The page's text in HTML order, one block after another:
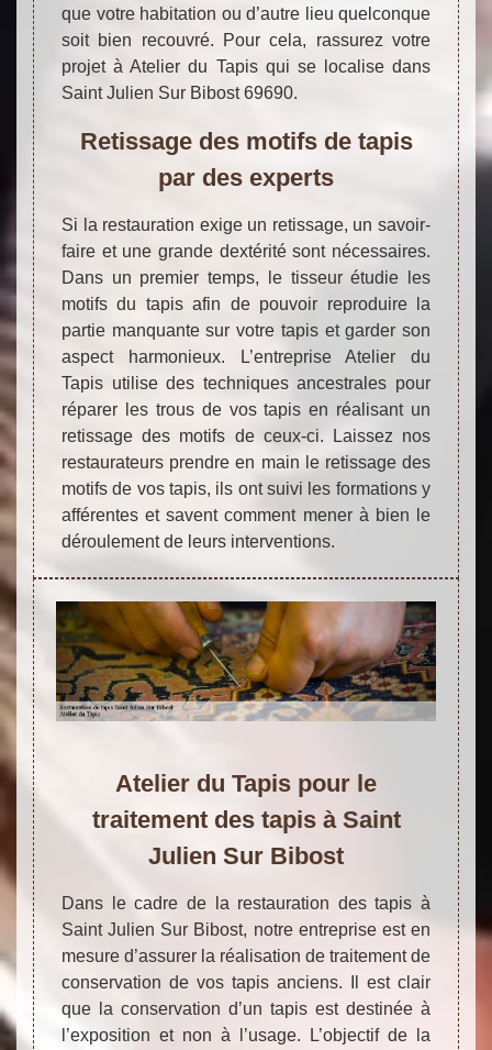
que votre habitation ou d’autre lieu quelconque
soit bien recouvré. Pour cela, rassurez votre
projet à Atelier du Tapis qui se localise dans
Saint Julien Sur Bibost 69690.
Retissage des motifs de tapis
par des experts
Si la restauration exige un retissage, un savoir-
faire et une grande dextérité sont nécessaires.
Dans un premier temps, le tisseur étudie les
motifs du tapis afin de pouvoir reproduire la
partie manquante sur votre tapis et garder son
aspect harmonieux. L’entreprise Atelier du
Tapis utilise des techniques ancestrales pour
réparer les trous de vos tapis en réalisant un
retissage des motifs de ceux-ci. Laissez nos
restaurateurs prendre en main le retissage des
motifs de vos tapis, ils ont suivi les formations y
afférentes et savent comment mener à bien le
déroulement de leurs interventions.
Atelier du Tapis pour le
traitement des tapis à Saint
Julien Sur Bibost
Dans le cadre de la restauration des tapis à
Saint Julien Sur Bibost, notre entreprise est en
mesure d’assurer la réalisation de traitement de
conservation de vos tapis anciens. Il est clair
que la conservation d’un tapis est destinée à
l’exposition et non à l’usage. L’objectif de la